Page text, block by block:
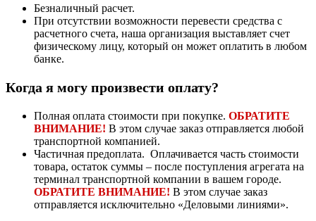
Безналичный расчет.
При отсутствии возможности перевести средства с
расчетного счета, наша организация выставляет счет
физическому лицу, который он может оплатить в любом
банке.
Когда я могу произвести оплату?
Полная оплата стоимости при покупке. ОБРАТИТЕ
ВНИМАНИЕ! В этом случае заказ отправляется любой
транспортной компанией.
Частичная предоплата. Оплачивается часть стоимости
товара, остаток суммы – после поступления агрегата на
терминал транспортной компании в вашем городе.
ОБРАТИТЕ ВНИМАНИЕ! В этом случае заказ
отправляется исключительно «Деловыми линиями».